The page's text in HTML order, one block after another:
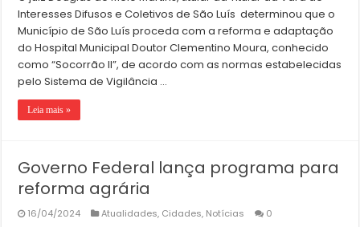
Interesses Difusos e Coletivos de São Luís determinou que o
Município de São Luís proceda com a reforma e adaptação
do Hospital Municipal Doutor Clementino Moura, conhecido
como “Socorrão II”, de acordo com as normas estabelecidas
pelo Sistema de Vigilância …
Leia mais »
Governo Federal lança programa para
reforma agrária
16/04/2024 Atualidades, Cidades, Notícias 0